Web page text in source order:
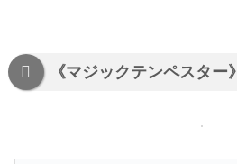
《マジックテンペスター》